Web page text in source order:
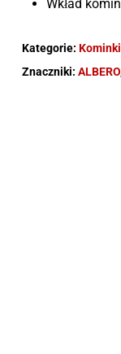
Wkład
Kategorie:
Znaczniki: ALBERO